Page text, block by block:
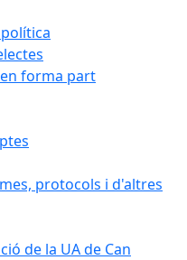
forma part
protocols i d'altres
de la UA de Can